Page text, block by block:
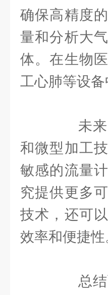
确保高精度
量和分析大
体。在生物
工心肺等设
未来，
和微型加工
敏感的流量
究提供更多
技术，还可
效率和便捷性
总结而